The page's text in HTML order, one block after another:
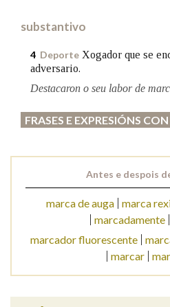
OUTRAS OPCIÓNS DE BUSCA
Marcas gramaticais
substantivo
4 Deporte Xogador que se
adversario.
Destacaron o seu labor de
FRASES E EXPRESIÓNS CON
Antes e despois
marca de auga marca
marcadamente
marcador fluorescente
marcar